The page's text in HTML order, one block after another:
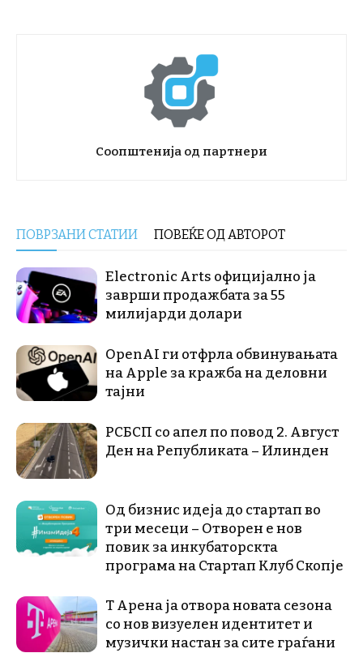
Соопштенија од партнери
ПОВРЗАНИ СТАТИИ ПОВЕЌЕ ОД АВТОРОТ
Electronic Arts официјално ја
заврши продажбата за 55
милијарди долари
OpenAI ги отфрла обвинувањата
на Apple за кражба на деловни
тајни
РСБСП со апел по повод 2. Август
Ден на Републиката – Илинден
Од бизнис идеја до стартап во
три месеци – Отворен е нов
повик за инкубаторскта
програма на Стартап Клуб Скопје
Т Арена ја отвора новата сезона
со нов визуелен идентитет и
музички настан за сите граѓани